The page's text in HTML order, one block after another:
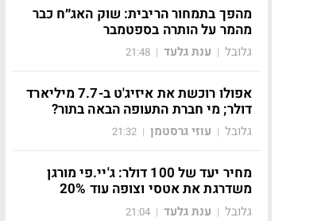
מהפך בתמחור הריבית: שוק האג״ח כבר
מהמר על הותרה בספטמבר
גלובל | ענת גלעד |
21:48
אפולו רוכשת את איזיג'ט ב-7.7 מיליארד
דולר; מי חברת התעופה הבאה בתור?
גלובל | עוזי גרסטמן |
21:32
מחיר יעד של 100 דולר: ג'יי.פי מורגן
משדרגת את אטסי וצופה עוד 20%
גלובל | ענת גלעד |
21:04